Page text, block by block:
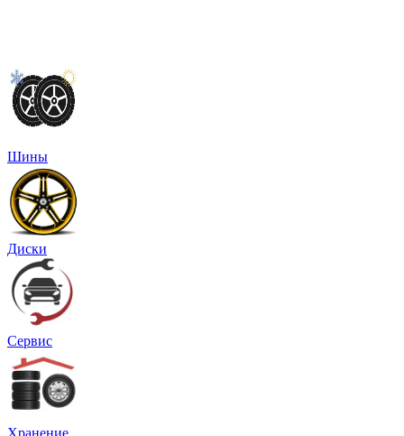
Шины
Диски
Сервис